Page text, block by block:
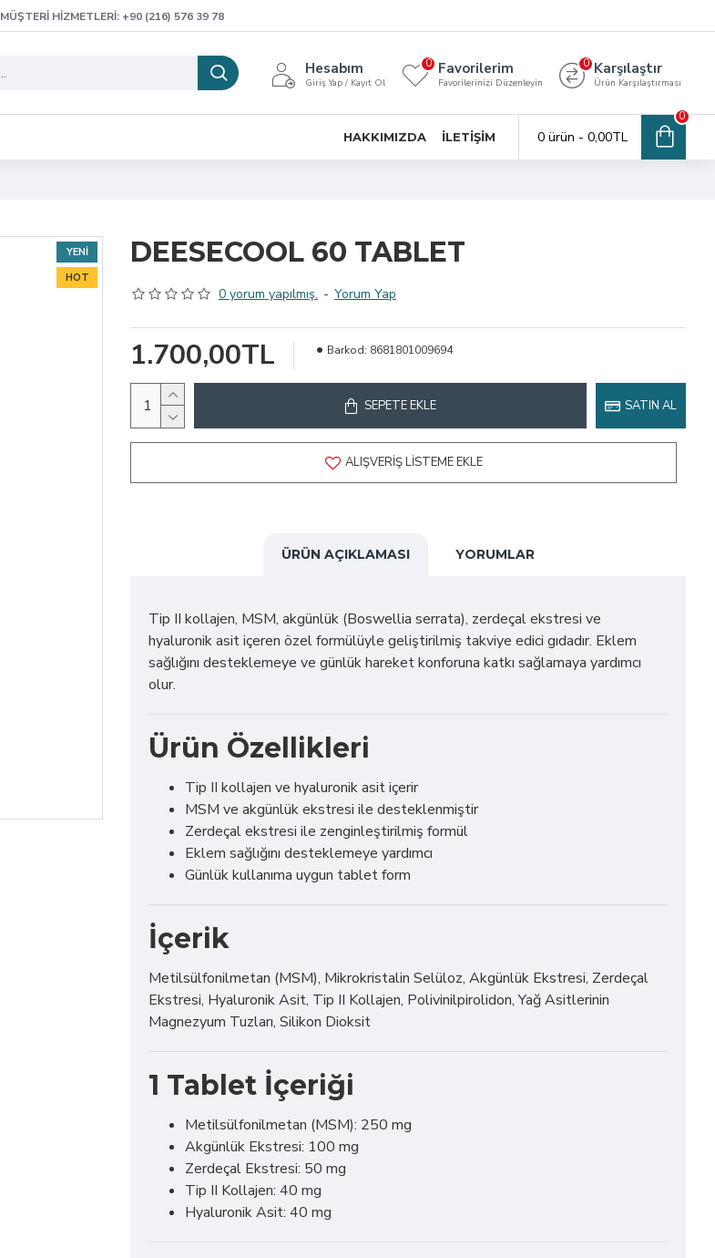
MÜŞTERI HIZMETLERI: +90 (216) 576 39 78
Hesabım
Giriş Yap / Kayıt Ol
Favorilerim
Favorilerinizi Düzenleyin
0 Karşılaştır
Ürün Karşılaştırması
0
HAKKIMIZDA İLETIŞIM 0 ürün - 0,00TL
0
YENI
HOT
DEESECOOL 60 TABLET
0 yorum yapılmış. - Yorum Yap
1.700,00TL Barkod: 8681801009694
SEPETE EKLE SATIN AL
ALIŞVERIŞ LISTEME EKLE
ÜRÜN AÇIKLAMASI YORUMLAR
Tip II kollajen, MSM, akgünlük (Boswellia serrata), zerdeçal ekstresi ve
hyaluronik asit içeren özel formülüyle geliştirilmiş takviye edici gıdadır. Eklem
sağlığını desteklemeye ve günlük hareket konforuna katkı sağlamaya yardımcı
olur.
Ürün Özellikleri
Tip II kollajen ve hyaluronik asit içerir
MSM ve akgünlük ekstresi ile desteklenmiştir
Zerdeçal ekstresi ile zenginleştirilmiş formül
Eklem sağlığını desteklemeye yardımcı
Günlük kullanıma uygun tablet form
İçerik
Metilsülfonilmetan (MSM), Mikrokristalin Selüloz, Akgünlük Ekstresi, Zerdeçal
Ekstresi, Hyaluronik Asit, Tip II Kollajen, Polivinilpirolidon, Yağ Asitlerinin
Magnezyum Tuzları, Silikon Dioksit
1 Tablet İçeriği
Metilsülfonilmetan (MSM): 250 mg
Akgünlük Ekstresi: 100 mg
Zerdeçal Ekstresi: 50 mg
Tip II Kollajen: 40 mg
Hyaluronik Asit: 40 mg